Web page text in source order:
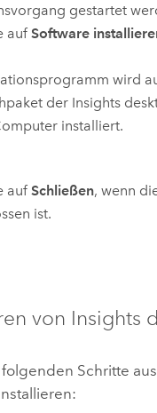
gestartet
auf Software
wird
der Insights
installiert.
auf Schließen, wenn
ist.
von Insights
Schritte